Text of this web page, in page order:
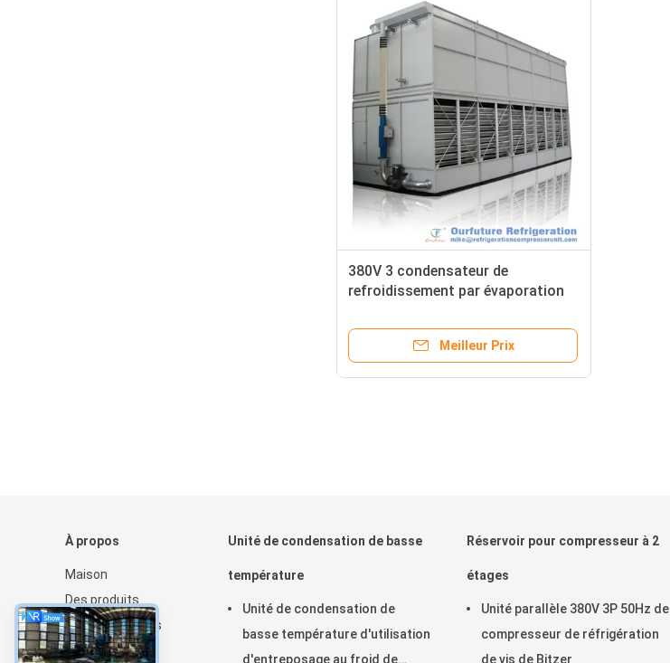
380V 3 condensateur de
refroidissement par évaporation
de réfrigération d'entreposage au
Meilleur Prix
À propos
Maison
Des produits
Au sujet de nous
Nouvelles
Unité de condensation de basse
température
Unité de condensation de
basse température d'utilisation
d'entreposage au froid de
Réservoir pour compresseur à 2
étages
Unité parallèle 380V 3P 50Hz de
compresseur de réfrigération
de vis de Bitzer